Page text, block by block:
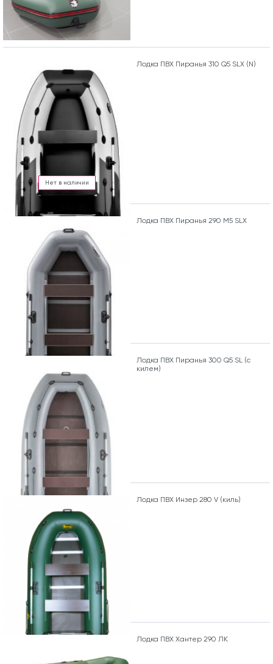
Нет в наличии
Лодка ПВХ Пиранья 310 Q5 SLХ (N)
Лодка ПВХ Пиранья 290 М5 SLХ
Лодка ПВХ Пиранья 300 Q5 SL (с
килем)
Лодка ПВХ Инзер 280 V (киль)
Лодка ПВХ Хантер 290 ЛК